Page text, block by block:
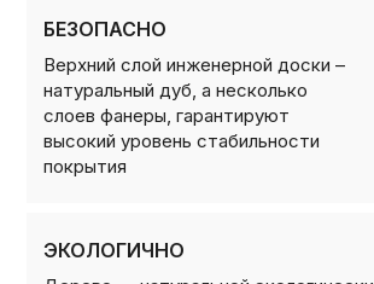
ЭКОЛОГИЧНО
Верхний слой инженерной доски –
натуральный дуб, а несколько
слоев фанеры, гарантируют
высокий уровень стабильности
покрытия
БЕЗОПАСНО